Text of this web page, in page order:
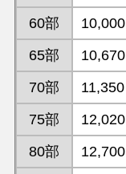
60部
10,000
65部
10,670
70部
11,350
75部
12,020
80部
12,700